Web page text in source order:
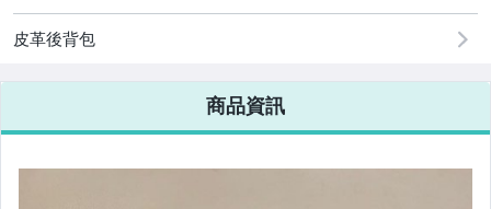
皮革後背包
商品資訊